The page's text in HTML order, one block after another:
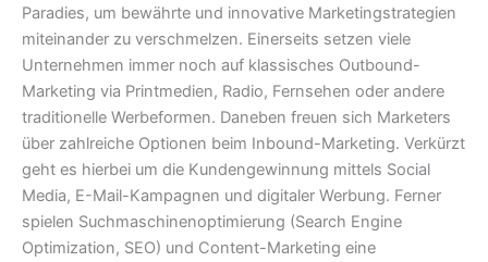
Paradies, um bewährte und innovative Marketingstrategien
miteinander zu verschmelzen. Einerseits setzen viele
Unternehmen immer noch auf klassisches Outbound-
Marketing via Printmedien, Radio, Fernsehen oder andere
traditionelle Werbeformen. Daneben freuen sich Marketers
über zahlreiche Optionen beim Inbound-Marketing. Verkürzt
geht es hierbei um die Kundengewinnung mittels Social
Media, E-Mail-Kampagnen und digitaler Werbung. Ferner
spielen Suchmaschinenoptimierung (Search Engine
Optimization, SEO) und Content-Marketing eine